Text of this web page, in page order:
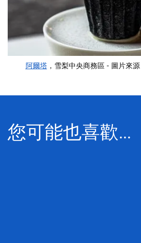
阿爾塔，雪梨中央商務區 - 圖片來源
您可能也喜歡…